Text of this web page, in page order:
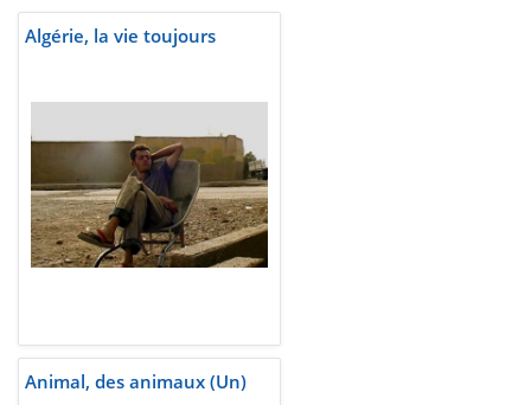
Algérie, la vie toujours
Animal, des animaux (Un)